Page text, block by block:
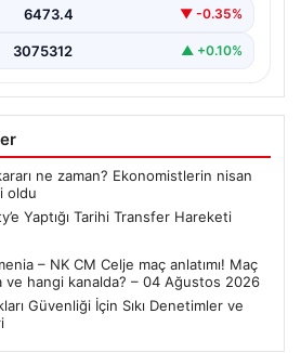
6473.4 ▼ -0.35%
3075312 ▲ +0.10%
ne zaman? Ekonomistlerin nisan
oldu
Yaptığı Tarihi Transfer Hareketi
– NK CM Celje maç anlatımı! Maç
ve hangi kanalda? – 04 Ağustos 2026
Güvenliği İçin Sıkı Denetimler ve